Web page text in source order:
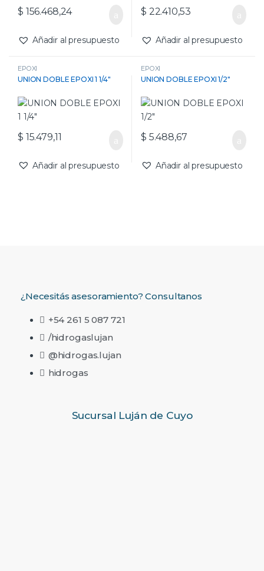
$ 156.468,24
Añadir al presupuesto
$ 22.410,53
Añadir al presupuesto
EPOXI
UNION DOBLE EPOXI 1 1/4″
$ 15.479,11
Añadir al presupuesto
EPOXI
UNION DOBLE EPOXI 1/2″
$ 5.488,67
Añadir al presupuesto
¿Necesitás asesoramiento? Consultanos
+54 261 5 087 721
/hidrogaslujan
@hidrogas.lujan
hidrogas
Sucursal Luján de Cuyo